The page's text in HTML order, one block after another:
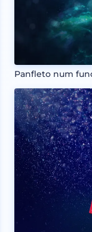
Panfleto num